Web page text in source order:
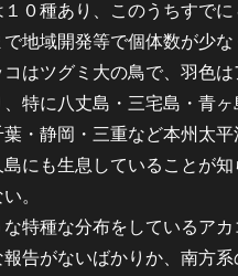
１０種あり、このうちすで
で地域開発等で個体数が少な
はツグミ大の鳥で、羽色
特に八丈島・三宅島・青
・静岡・三重など本州太
島にも生息していることが
。
特種な分布をしているアカ
報告がないばかりか、南方